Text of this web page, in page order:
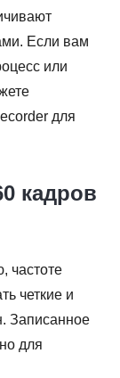
Если вам
или
для
кадров
частоте
четкие и
Записанное
для